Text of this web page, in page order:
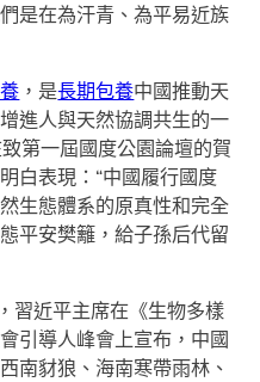
是在為汗青、為平易近族
，是長期包養中國推動天
進人與天然協調共生的一
第一屆國度公園論壇的賀
白表現：“中國履行國度
生態體系的原真性和完全
平安樊籬，給子孫后代留
習近平主席在《生物多樣
引導人峰會上宣布，中國
南豺狼、海南寒帶雨林、